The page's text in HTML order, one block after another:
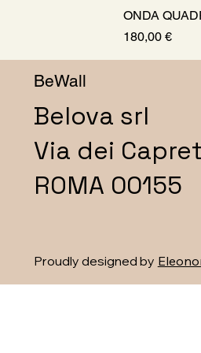
ONDA
Prezzo
180,00 €
Proudly designed by
BeWall
Belova srl
Via dei
ROMA 00155